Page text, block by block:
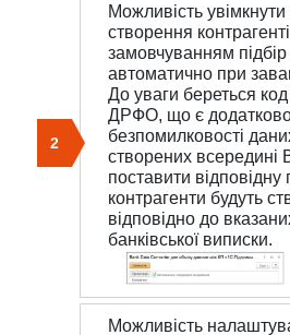
2
Можливість
створення
замовчуванням підбір
автоматично при
До уваги береться
ДРФО, що є
безпомилковості
створених всередині
поставити відповідну
контрагенти будуть
відповідно до
банківської виписки.
Можливість